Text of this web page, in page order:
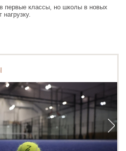
первые классы, но школы в новых